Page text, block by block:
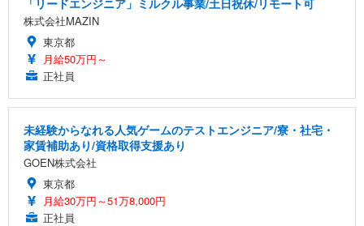
株式会社MAZIN
東京都
月給50万円～
正社員
未経験からなれる人気ゲームのテストエンジニア/寮・社宅・
家賃補助あり/資格取得支援あり
GOEN株式会社
東京都
月給30万円～51万8,000円
正社員